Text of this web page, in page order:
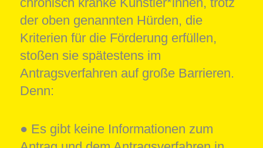
der oben genannten Hürden, die
Kriterien für die Förderung erfüllen,
stoßen sie spätestens im
Antragsverfahren auf große Barrieren.
Denn:
● Es gibt keine Informationen zum